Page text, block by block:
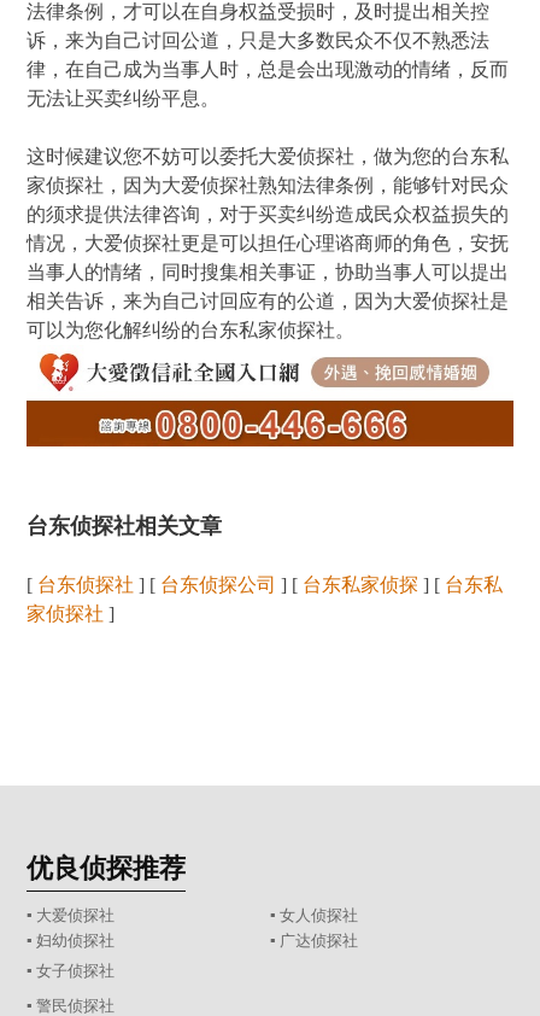
法律条例，才可以在自身权益受损时，及时提出相关控
诉，来为自己讨回公道，只是大多数民众不仅不熟悉法
律，在自己成为当事人时，总是会出现激动的情绪，反而
无法让买卖纠纷平息。
这时候建议您不妨可以委托大爱侦探社，做为您的台东私
家侦探社，因为大爱侦探社熟知法律条例，能够针对民众
的须求提供法律咨询，对于买卖纠纷造成民众权益损失的
情况，大爱侦探社更是可以担任心理谘商师的角色，安抚
当事人的情绪，同时搜集相关事证，协助当事人可以提出
相关告诉，来为自己讨回应有的公道，因为大爱侦探社是
可以为您化解纠纷的台东私家侦探社。
台东侦探社相关文章
[ 台东侦探社 ] [ 台东侦探公司 ] [ 台东私家侦探 ] [ 台东私
家侦探社 ]
优良侦探推荐
▪ 大爱侦探社
▪ 女人侦探社
▪ 妇幼侦探社
▪ 广达侦探社
▪ 女子侦探社
▪ 警民侦探社